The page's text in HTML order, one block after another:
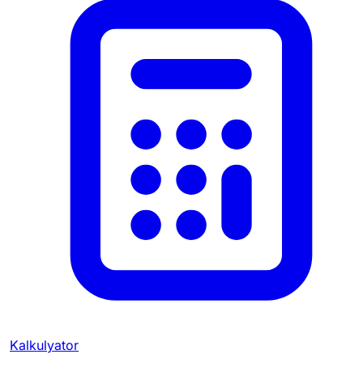
Kalkulyator